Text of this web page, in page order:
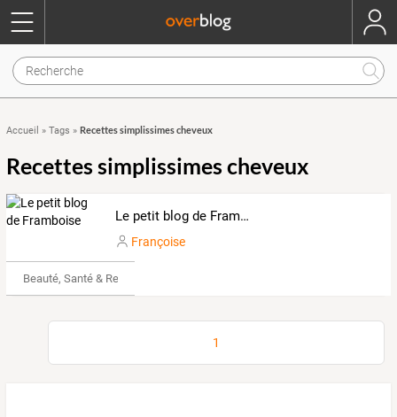
Accueil » Tags » Recettes simplissimes cheveux
Recettes simplissimes cheveux
Le petit blog de Framboise
Françoise
Beauté, Santé & Remise en forme
1